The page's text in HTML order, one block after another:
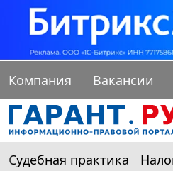
Компания Вакансии
Судебная практика